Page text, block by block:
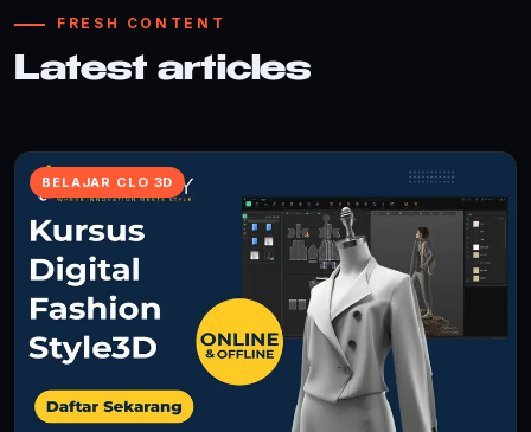
FRESH CONTENT
Latest articles
BELAJAR CLO 3D